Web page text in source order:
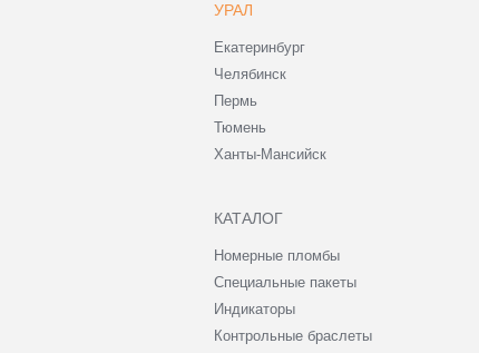
УРАЛ
Екатеринбург
Челябинск
Пермь
Тюмень
Ханты-Мансийск
КАТАЛОГ
Номерные пломбы
Специальные пакеты
Индикаторы
Контрольные браслеты